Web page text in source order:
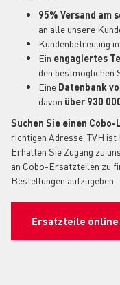
95% Versand am
an alle unsere
Kundenbetreuung in
Ein engagiertes
den bestmöglichen
Eine Datenbank
davon über 930
Suchen Sie einen
richtigen Adresse. TVH
Erhalten Sie Zugang zu
an Cobo-Ersatzteilen zu
Bestellungen aufzugeben.
Ersatzteile